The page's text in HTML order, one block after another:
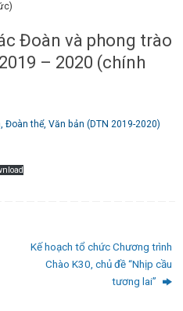
Đoàn và phong trào
– 2020 (chính
, Đoàn thể, Văn bản (DTN 2019-2020)
Kế hoạch tổ chức Chương trình
Chào K30, chủ đề “Nhịp cầu
tương lai”